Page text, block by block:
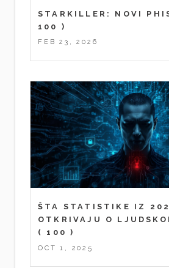
STARKILLER: NOVI
100 )
FEB 23, 2026
ŠTA STATISTIKE IZ
OTKRIVAJU O
( 100 )
OCT 1, 2025